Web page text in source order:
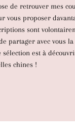
de retrouver mes
vous proposer
sont
partager avec vous la
est à
chines !